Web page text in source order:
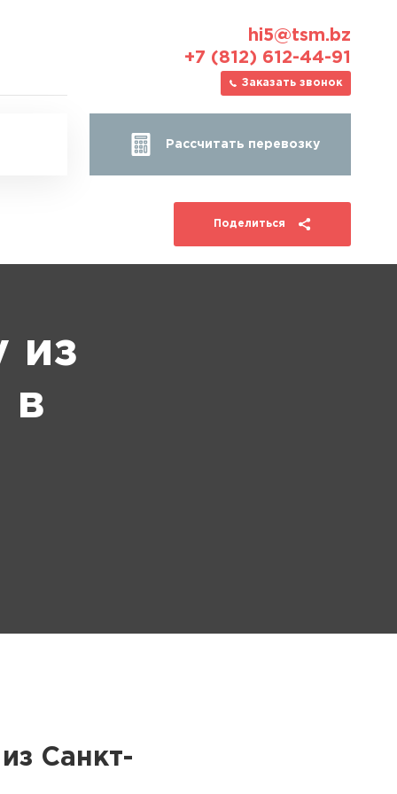
hi5@tsm.bz
+7 (812) 612-44-91
Заказать звонок
Рассчитать перевозку
Поделиться
из
в
Санкт-